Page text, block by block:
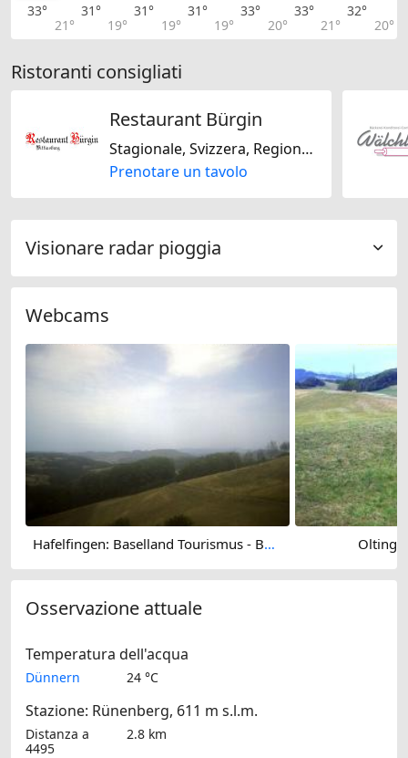
33°
21°
31°
19°
31°
19°
31°
19°
33°
20°
33°
21°
32°
20°
Ristoranti consigliati
Restaurant Bürgin
Stagionale, Svizzera, Regionale, Senza glutine, Senza lattosio
Prenotare un tavolo
Visionare radar pioggia
Webcams
Hafelfingen: Baselland Tourismus - Bad Ramsach, Läufelfingen
Osservazione attuale
Temperatura dell'acqua
Dünnern 24 °C
Stazione: Rünenberg, 611 m s.l.m.
Distanza a
4495
2.8 km